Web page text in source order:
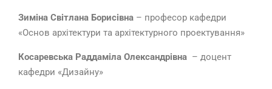
Зиміна Світлана Борисівна – професор кафедри
«Основ архітектури та архітектурного проектування»
Косаревська Раддаміла Олександрівна – доцент
кафедри «Дизайну»